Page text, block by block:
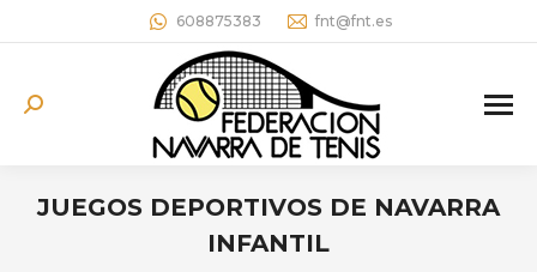
608875383 fnt@fnt.es
Buscar:
JUEGOS DEPORTIVOS DE NAVARRA
INFANTIL